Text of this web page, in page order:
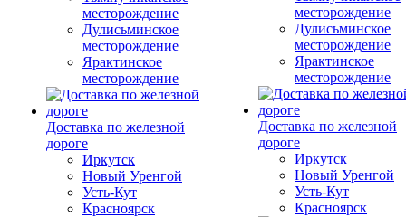
месторождение
Дулисьминское
месторождение
Ярактинское
месторождение
Доставка по железной
дороге
Иркутск
Новый Уренгой
Усть-Кут
Красноярск
месторождение
Дулисьминское
месторождение
Ярактинское
месторождение
Доставка по железной
дороге
Иркутск
Новый Уренгой
Усть-Кут
Красноярск